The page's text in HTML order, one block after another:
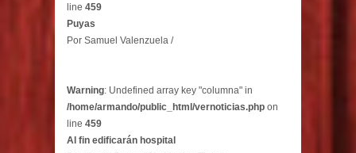
line 459
Puyas
Por Samuel Valenzuela /
Warning: Undefined array key "columna" in
/home/armando/public_html/vernoticias.php on
line 459
Al fin edificarán hospital